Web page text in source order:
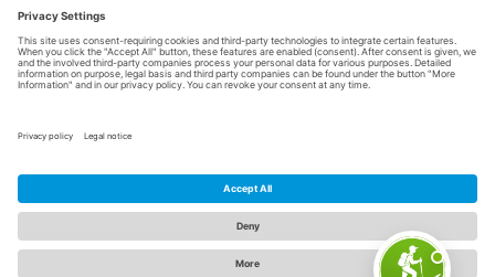
Afdruk |Privacybeleid|Verklaring van toegankelijkheid
E: info@sauerland.com
Cookie-Einstellungen